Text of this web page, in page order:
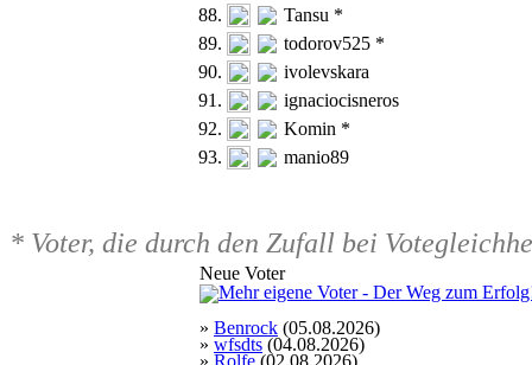
88.
Tansu *
89.
todorov525 *
90.
ivolevskara
91.
ignaciocisneros
92.
Komin *
93.
manio89
* Voter, die durch den Zufall bei
Neue Voter
» Benrock (05.08.2026)
» wfsdts (04.08.2026)